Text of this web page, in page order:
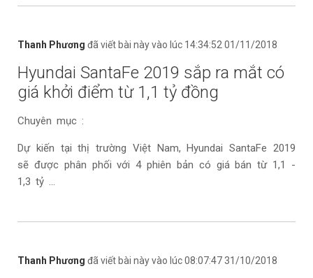
Thanh Phương đã viết bài này vào lúc 14:34:52 01/11/2018
Hyundai SantaFe 2019 sắp ra mắt có
giá khởi điểm từ 1,1 tỷ đồng
Chuyên mục :
Dự kiến tại thị trường Việt Nam, Hyundai SantaFe 2019
sẽ được phân phối với 4 phiên bản có giá bán từ 1,1 -
1,3 tỷ ...
Thanh Phương đã viết bài này vào lúc 08:07:47 31/10/2018